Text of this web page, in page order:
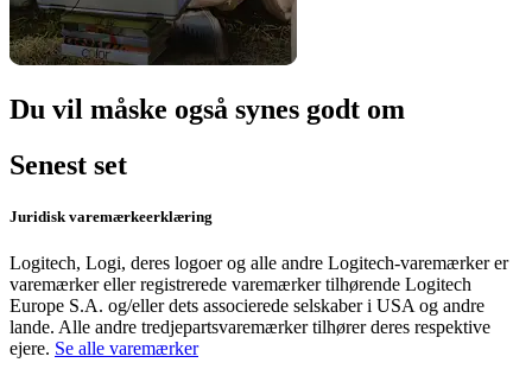
Du vil måske også synes godt om
Senest set
Juridisk varemærkeerklæring
Logitech, Logi, deres logoer og alle andre Logitech-varemærker er
varemærker eller registrerede varemærker tilhørende Logitech
Europe S.A. og/eller dets associerede selskaber i USA og andre
lande. Alle andre tredjepartsvaremærker tilhører deres respektive
ejere. Se alle varemærker